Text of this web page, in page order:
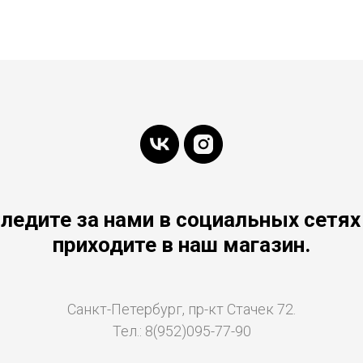
за нами в социальных
приходите в наш магазин.
Санкт-Петербург, пр-кт Стачек 72.
Тел.: 8(952)095-77-90